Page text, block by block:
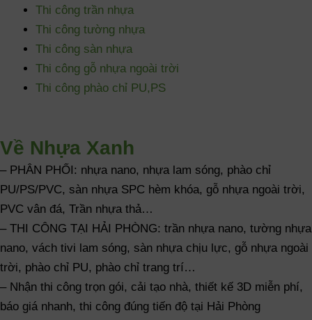
Thi công trần nhựa
Thi công tường nhựa
Thi công sàn nhựa
Thi công gỗ nhựa ngoài trời
Thi công phào chỉ PU,PS
Về Nhựa Xanh
– PHÂN PHỐI: nhựa nano, nhựa lam sóng, phào chỉ
PU/PS/PVC, sàn nhựa SPC hèm khóa, gỗ nhựa ngoài trời,
PVC vân đá, Trần nhựa thả…
– THI CÔNG TẠI HẢI PHÒNG: trần nhựa nano, tường nhựa
nano, vách tivi lam sóng, sàn nhựa chịu lực, gỗ nhựa ngoài
trời, phào chỉ PU, phào chỉ trang trí…
– Nhận thi công trọn gói, cải tạo nhà, thiết kế 3D miễn phí,
báo giá nhanh, thi công đúng tiến độ tại Hải Phòng